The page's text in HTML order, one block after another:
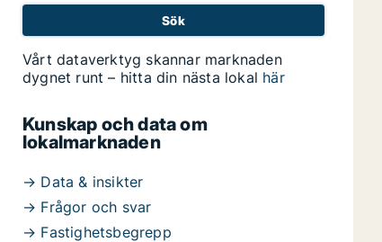
Vårt dataverktyg skannar marknaden
dygnet runt – hitta din nästa lokal här
Kunskap och data om
lokalmarknaden
→ Data & insikter
→ Frågor och svar
→ Fastighetsbegrepp